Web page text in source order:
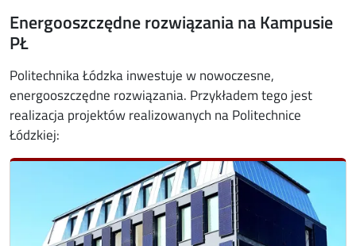
Energooszczędne rozwiązania na Kampusie
PŁ
Politechnika Łódzka inwestuje w nowoczesne,
energooszczędne rozwiązania. Przykładem tego jest
realizacja projektów realizowanych na Politechnice
Łódzkiej: